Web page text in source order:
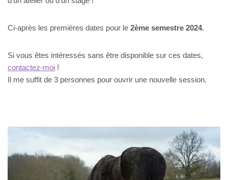
Ci-après les premières dates pour le 2ème semestre 2024.
Si vous êtes intéressés sans être disponible sur ces dates,
contactez-moi !
Il me suffit de 3 personnes pour ouvrir une nouvelle session.